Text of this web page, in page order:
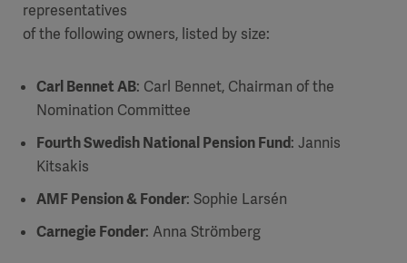
representatives
of the following owners, listed by size:
Carl Bennet AB: Carl Bennet, Chairman of the
Nomination Committee
Fourth Swedish National Pension Fund: Jannis
Kitsakis
AMF Pension & Fonder: Sophie Larsén
Carnegie Fonder: Anna Strömberg